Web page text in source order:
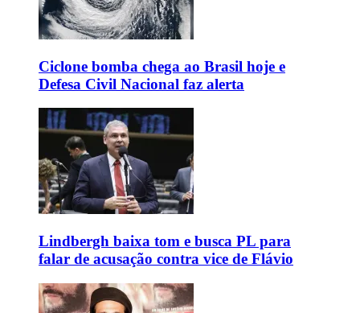
Ciclone bomba chega ao Brasil hoje e
Defesa Civil Nacional faz alerta
Lindbergh baixa tom e busca PL para
falar de acusação contra vice de Flávio